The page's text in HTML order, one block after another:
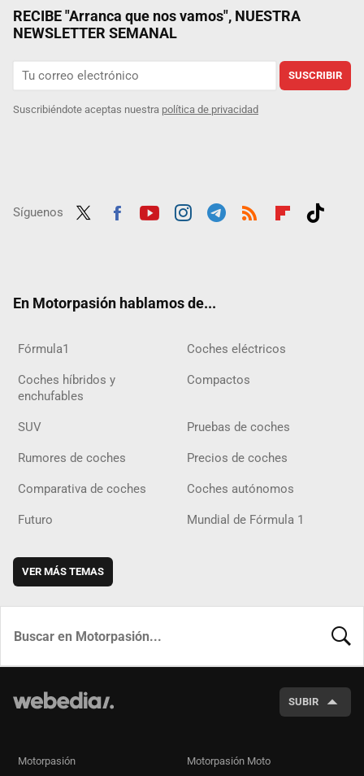
RECIBE "Arranca que nos vamos", NUESTRA
NEWSLETTER SEMANAL
SUSCRIBIR
Suscribiéndote aceptas nuestra política de privacidad
Síguenos
En Motorpasión hablamos de...
Fórmula1 Coches eléctricos
Coches híbridos y
enchufables
Compactos
SUV Pruebas de coches
Rumores de coches Precios de coches
Comparativa de coches Coches autónomos
Futuro Mundial de Fórmula 1
VER MÁS TEMAS
SUBIR
Motorpasión Motorpasión Moto